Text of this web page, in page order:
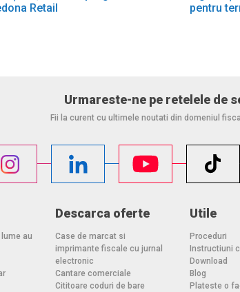
Retail
pentru
Urmareste-ne pe retelele de
Fii la curent cu ultimele noutati din domeniul
au
Descarca oferte
Case de marcat si
imprimante fiscale cu jurnal
electronic
Cantare comerciale
Cititoare coduri de bare
Utile
Proceduri
Instructiuni
Download
Blog
Plateste o